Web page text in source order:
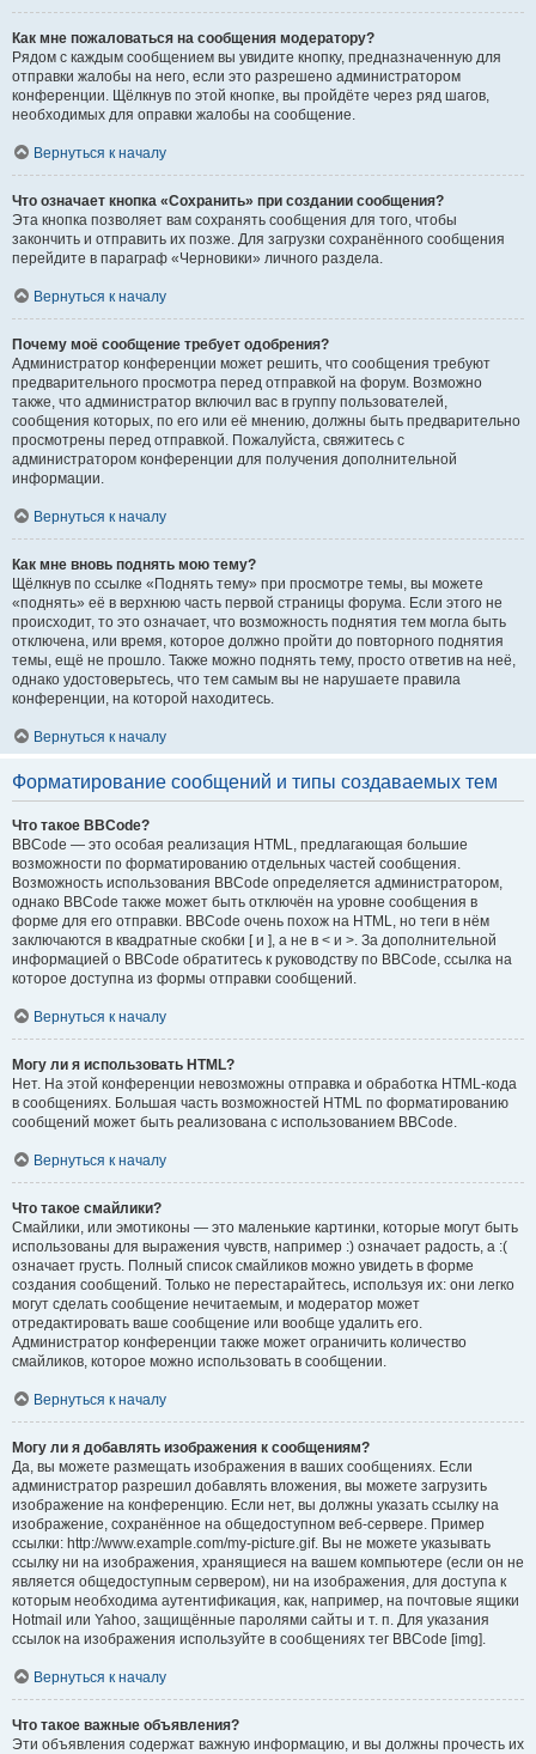
Как мне пожаловаться на сообщения модератору?
Рядом с каждым сообщением вы увидите кнопку, предназначенную для
отправки жалобы на него, если это разрешено администратором
конференции. Щёлкнув по этой кнопке, вы пройдёте через ряд шагов,
необходимых для оправки жалобы на сообщение.
Вернуться к началу
Что означает кнопка «Сохранить» при создании сообщения?
Эта кнопка позволяет вам сохранять сообщения для того, чтобы
закончить и отправить их позже. Для загрузки сохранённого сообщения
перейдите в параграф «Черновики» личного раздела.
Вернуться к началу
Почему моё сообщение требует одобрения?
Администратор конференции может решить, что сообщения требуют
предварительного просмотра перед отправкой на форум. Возможно
также, что администратор включил вас в группу пользователей,
сообщения которых, по его или её мнению, должны быть предварительно
просмотрены перед отправкой. Пожалуйста, свяжитесь с
администратором конференции для получения дополнительной
информации.
Вернуться к началу
Как мне вновь поднять мою тему?
Щёлкнув по ссылке «Поднять тему» при просмотре темы, вы можете
«поднять» её в верхнюю часть первой страницы форума. Если этого не
происходит, то это означает, что возможность поднятия тем могла быть
отключена, или время, которое должно пройти до повторного поднятия
темы, ещё не прошло. Также можно поднять тему, просто ответив на неё,
однако удостоверьтесь, что тем самым вы не нарушаете правила
конференции, на которой находитесь.
Вернуться к началу
Форматирование сообщений и типы создаваемых тем
Что такое BBCode?
BBCode — это особая реализация HTML, предлагающая большие
возможности по форматированию отдельных частей сообщения.
Возможность использования BBCode определяется администратором,
однако BBCode также может быть отключён на уровне сообщения в
форме для его отправки. BBCode очень похож на HTML, но теги в нём
заключаются в квадратные скобки [ и ], а не в < и >. За дополнительной
информацией о BBCode обратитесь к руководству по BBCode, ссылка на
которое доступна из формы отправки сообщений.
Вернуться к началу
Могу ли я использовать HTML?
Нет. На этой конференции невозможны отправка и обработка HTML-кода
в сообщениях. Большая часть возможностей HTML по форматированию
сообщений может быть реализована с использованием BBCode.
Вернуться к началу
Что такое смайлики?
Смайлики, или эмотиконы — это маленькие картинки, которые могут быть
использованы для выражения чувств, например :) означает радость, а :(
означает грусть. Полный список смайликов можно увидеть в форме
создания сообщений. Только не перестарайтесь, используя их: они легко
могут сделать сообщение нечитаемым, и модератор может
отредактировать ваше сообщение или вообще удалить его.
Администратор конференции также может ограничить количество
смайликов, которое можно использовать в сообщении.
Вернуться к началу
Могу ли я добавлять изображения к сообщениям?
Да, вы можете размещать изображения в ваших сообщениях. Если
администратор разрешил добавлять вложения, вы можете загрузить
изображение на конференцию. Если нет, вы должны указать ссылку на
изображение, сохранённое на общедоступном веб-сервере. Пример
ссылки: http://www.example.com/my-picture.gif. Вы не можете указывать
ссылку ни на изображения, хранящиеся на вашем компьютере (если он не
является общедоступным сервером), ни на изображения, для доступа к
которым необходима аутентификация, как, например, на почтовые ящики
Hotmail или Yahoo, защищённые паролями сайты и т. п. Для указания
ссылок на изображения используйте в сообщениях тег BBCode [img].
Вернуться к началу
Что такое важные объявления?
Эти объявления содержат важную информацию, и вы должны прочесть их